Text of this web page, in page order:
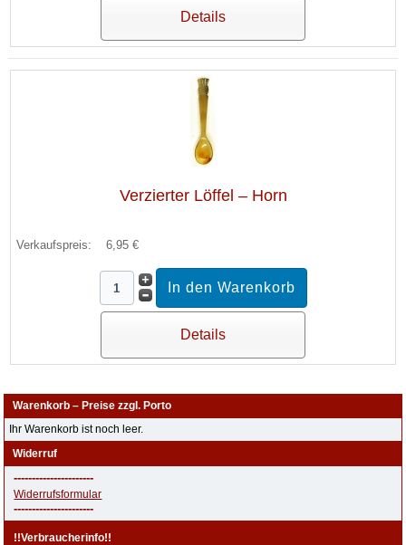
Details
Verzierter Löffel – Horn
Verkaufspreis: 6,95 €
Details
Warenkorb – Preise zzgl. Porto
Ihr Warenkorb ist noch leer.
Widerruf
----------------------
Widerrufsformular
----------------------
!!Verbraucherinfo!!